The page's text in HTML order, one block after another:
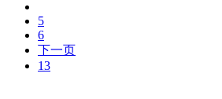
5
6
下一页
13